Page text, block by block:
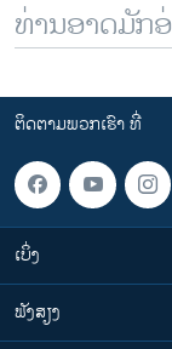
ທ່ານອາດມັກ
ຕິດຕາມພວກເຮົາ ທີ່
ເບິ່ງ
ຟັງສຽງ